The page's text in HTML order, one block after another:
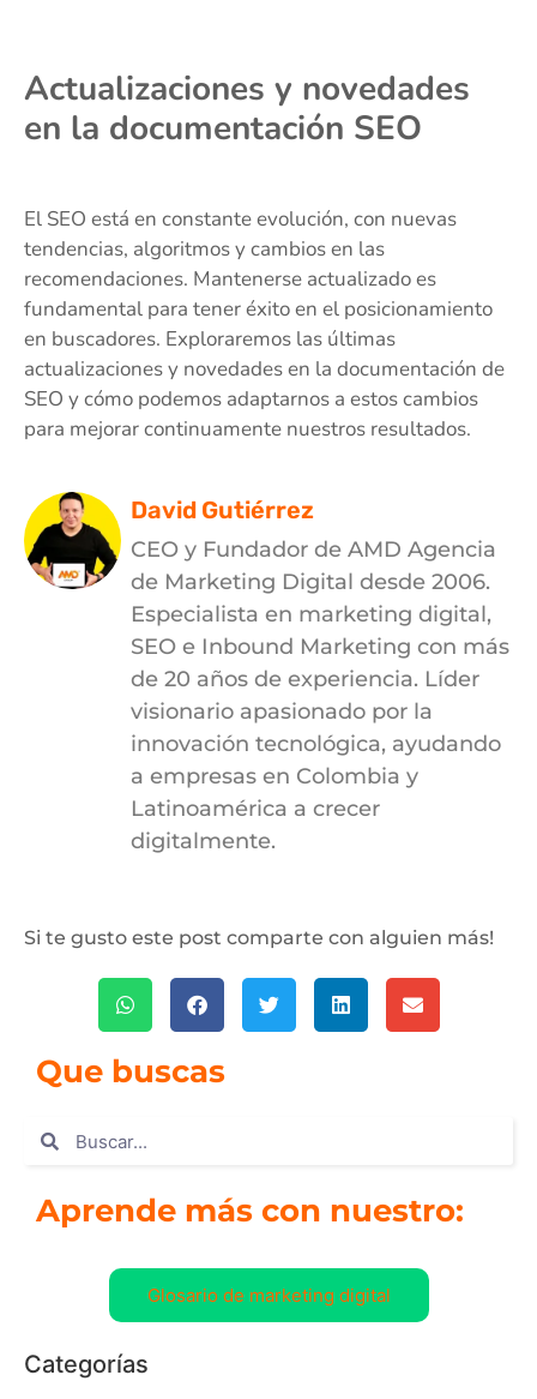
Actualizaciones y novedades
en la documentación SEO
El SEO está en constante evolución, con nuevas
tendencias, algoritmos y cambios en las
recomendaciones. Mantenerse actualizado es
fundamental para tener éxito en el posicionamiento
en buscadores. Exploraremos las últimas
actualizaciones y novedades en la documentación de
SEO y cómo podemos adaptarnos a estos cambios
para mejorar continuamente nuestros resultados.
David Gutiérrez
CEO y Fundador de AMD Agencia
de Marketing Digital desde 2006.
Especialista en marketing digital,
SEO e Inbound Marketing con más
de 20 años de experiencia. Líder
visionario apasionado por la
innovación tecnológica, ayudando
a empresas en Colombia y
Latinoamérica a crecer
digitalmente.
Si te gusto este post comparte con alguien más!
Que buscas
Aprende más con nuestro:
Glosario de marketing digital
Categorías